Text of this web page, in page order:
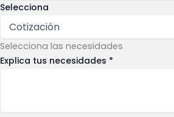
Selecciona
Selecciona las necesidades
Explica tus necesidades *